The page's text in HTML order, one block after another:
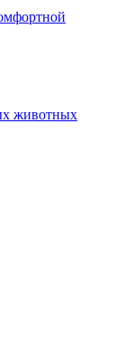
животных